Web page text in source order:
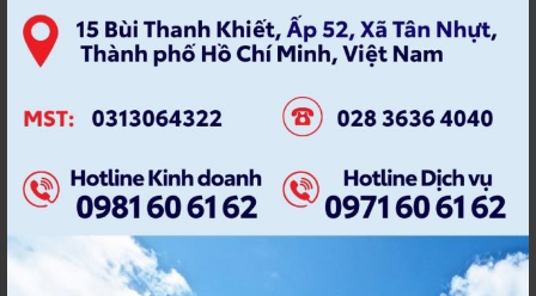
TOYOA AN THÀNH
FUKUSHIMA
TOYOT AN THANH
FUKUSHIMA
TOYOTA AN THÀNH
TOYOTA AN THÀNH
FUKUHSIMA
TOYOTA AN THÀNH
FUKUSHIM
TOYOTA AN THANH